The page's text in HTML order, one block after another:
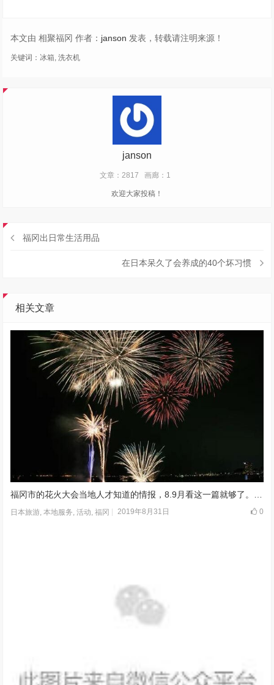
本文由 相聚福冈 作者： janson 发表，转载请注明来源！
关键词： 冰箱 ,洗衣机
janson
文章：2817 画廊：1
欢迎大家投稿！
福冈出日常生活用品
在日本呆久了会养成的40个坏习惯
相关文章
日本旅游 ,本地服务 ,活动 ,福冈 2019年8月31日 0